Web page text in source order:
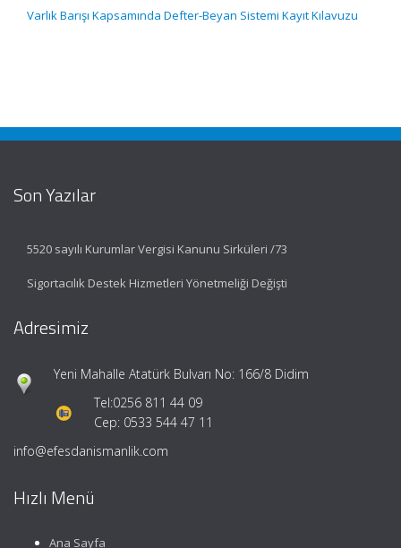
Varlık Barışı Kapsamında Defter-Beyan Sistemi Kayıt Kılavuzu
Son Yazılar
5520 sayılı Kurumlar Vergisi Kanunu Sirküleri /73
Sigortacılık Destek Hizmetleri Yönetmeliği Değişti
Adresimiz
Yeni Mahalle Atatürk Bulvarı No: 166/8 Didim
Tel:0256 811 44 09
Cep: 0533 544 47 11
info@efesdanismanlik.com
Hızlı Menü
Ana Sayfa